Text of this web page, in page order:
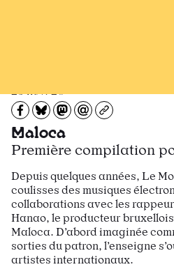
23 nov. 20
Partagez sur Facebook
Partager sur Bluesky
Partager sur Mastodon
Partagez par e-mail
Copiez l’url
Maloca
Première compilation
Depuis quelques années, Le
coulisses des musiques
collaborations avec les
Hanao, le producteur
Maloca. D’abord imaginée
sorties du patron, l’enseigne
artistes internationaux.